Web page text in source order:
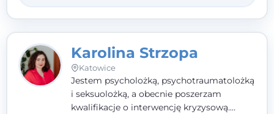
Karolina Strzopa
Katowice
Jestem psycholożką, psychotraumatolożką
i seksuolożką, a obecnie poszerzam
kwalifikacje o interwencję kryzysową.